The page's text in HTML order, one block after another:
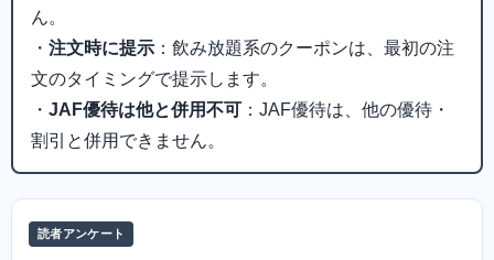
ん。
・ 注文時に提示 ：飲み放題系のクーポンは、最初の注
文のタイミングで提示します。
・ JAF優待は他と併用不可 ：JAF優待は、他の優待・
割引と併用できません。
読者アンケート